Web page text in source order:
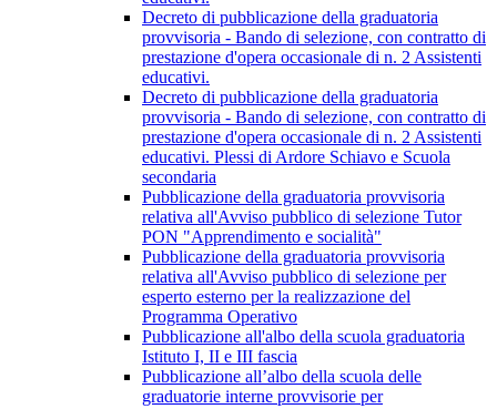
Decreto di pubblicazione della graduatoria
provvisoria - Bando di selezione, con contratto di
prestazione d'opera occasionale di n. 2 Assistenti
educativi.
Decreto di pubblicazione della graduatoria
provvisoria - Bando di selezione, con contratto di
prestazione d'opera occasionale di n. 2 Assistenti
educativi. Plessi di Ardore Schiavo e Scuola
secondaria
Pubblicazione della graduatoria provvisoria
relativa all'Avviso pubblico di selezione Tutor
PON "Apprendimento e socialità"
Pubblicazione della graduatoria provvisoria
relativa all'Avviso pubblico di selezione per
esperto esterno per la realizzazione del
Programma Operativo
Pubblicazione all'albo della scuola graduatoria
Istituto I, II e III fascia
Pubblicazione all’albo della scuola delle
graduatorie interne provvisorie per